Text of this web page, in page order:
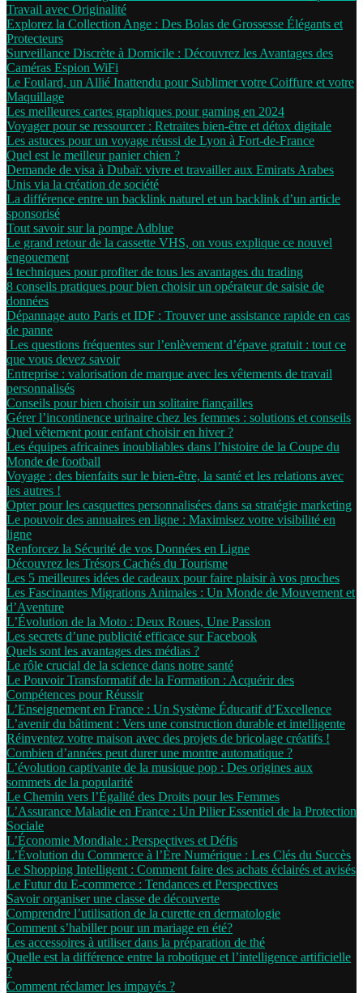
Travail avec Originalité
Explorez la Collection Ange : Des Bolas de Grossesse Élégants et
Protecteurs
Surveillance Discrète à Domicile : Découvrez les Avantages des
Caméras Espion WiFi
Le Foulard, un Allié Inattendu pour Sublimer votre Coiffure et votre
Maquillage
Les meilleures cartes graphiques pour gaming en 2024
Voyager pour se ressourcer : Retraites bien-être et détox digitale
Les astuces pour un voyage réussi de Lyon à Fort-de-France
Quel est le meilleur panier chien ?
Demande de visa à Dubaï: vivre et travailler aux Emirats Arabes
Unis via la création de société
La différence entre un backlink naturel et un backlink d’un article
sponsorisé
Tout savoir sur la pompe Adblue
Le grand retour de la cassette VHS, on vous explique ce nouvel
engouement
4 techniques pour profiter de tous les avantages du trading
8 conseils pratiques pour bien choisir un opérateur de saisie de
données
Dépannage auto Paris et IDF : Trouver une assistance rapide en cas
de panne
Les questions fréquentes sur l’enlèvement d’épave gratuit : tout ce
que vous devez savoir
Entreprise : valorisation de marque avec les vêtements de travail
personnalisés
Conseils pour bien choisir un solitaire fiançailles
Gérer l’incontinence urinaire chez les femmes : solutions et conseils
Quel vêtement pour enfant choisir en hiver ?
Les équipes africaines inoubliables dans l’histoire de la Coupe du
Monde de football
Voyage : des bienfaits sur le bien-être, la santé et les relations avec
les autres !
Opter pour les casquettes personnalisées dans sa stratégie marketing
Le pouvoir des annuaires en ligne : Maximisez votre visibilité en
ligne
Renforcez la Sécurité de vos Données en Ligne
Découvrez les Trésors Cachés du Tourisme
Les 5 meilleures idées de cadeaux pour faire plaisir à vos proches
Les Fascinantes Migrations Animales : Un Monde de Mouvement et
d’Aventure
L’Évolution de la Moto : Deux Roues, Une Passion
Les secrets d’une publicité efficace sur Facebook
Quels sont les avantages des médias ?
Le rôle crucial de la science dans notre santé
Le Pouvoir Transformatif de la Formation : Acquérir des
Compétences pour Réussir
L’Enseignement en France : Un Système Éducatif d’Excellence
L’avenir du bâtiment : Vers une construction durable et intelligente
Réinventez votre maison avec des projets de bricolage créatifs !
Combien d’années peut durer une montre automatique ?
L’évolution captivante de la musique pop : Des origines aux
sommets de la popularité
Le Chemin vers l’Égalité des Droits pour les Femmes
L’Assurance Maladie en France : Un Pilier Essentiel de la Protection
Sociale
L’Économie Mondiale : Perspectives et Défis
L’Évolution du Commerce à l’Ère Numérique : Les Clés du Succès
Le Shopping Intelligent : Comment faire des achats éclairés et avisés
Le Futur du E-commerce : Tendances et Perspectives
Savoir organiser une classe de découverte
Comprendre l’utilisation de la curette en dermatologie
Comment s’habiller pour un mariage en été?
Les accessoires à utiliser dans la préparation de thé
Quelle est la différence entre la robotique et l’intelligence artificielle
?
Comment réclamer les impayés ?